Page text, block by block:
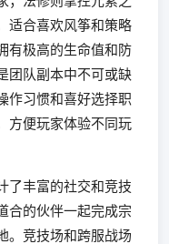
适合喜欢风筝和策略
有极高的生命值和防
团队副本中不可或缺
作习惯和喜好选择职
方便玩家体验不同玩
了丰富的社交和竞技
合的伙伴一起完成宗
。竞技场和跨服战场